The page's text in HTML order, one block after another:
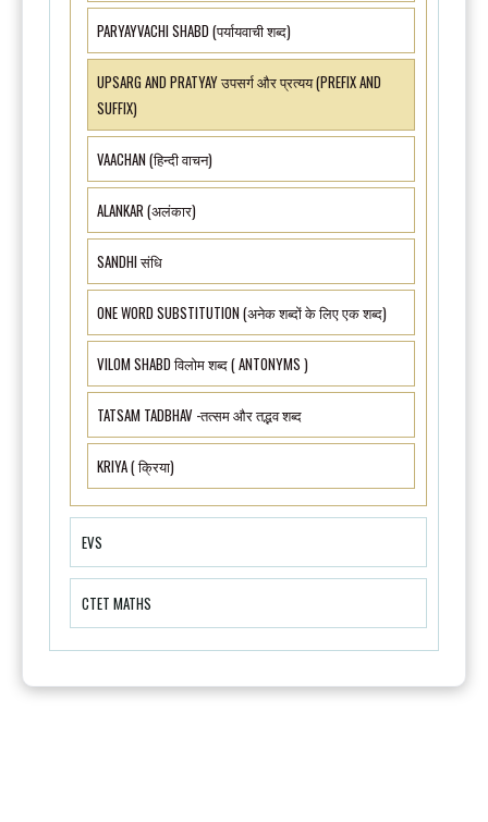
PARYAYVACHI SHABD (पर्यायवाची शब्द)
UPSARG AND PRATYAY उपसर्ग और प्रत्यय (PREFIX AND
SUFFIX)
VAACHAN (हिन्दी वाचन)
ALANKAR (अलंकार)
SANDHI संधि
ONE WORD SUBSTITUTION (अनेक शब्दों के लिए एक शब्द)
VILOM SHABD विलोम शब्द ( ANTONYMS )
TATSAM TADBHAV -तत्सम और तद्भव शब्द
KRIYA ( क्रिया)
EVS
CTET MATHS